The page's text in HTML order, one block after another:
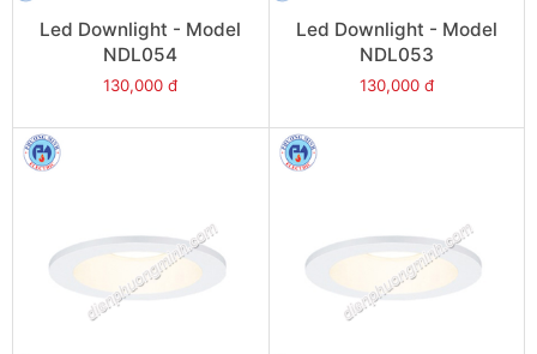
Led Downlight - Model
NDL054
130,000 đ
Led Downlight - Model
NDL053
130,000 đ